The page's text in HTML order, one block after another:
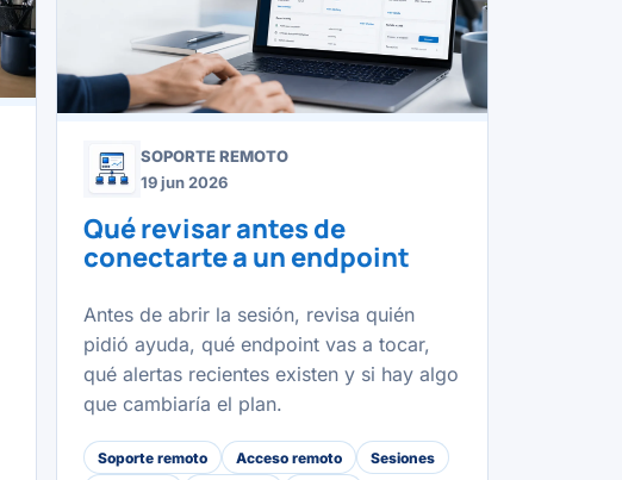
SOPORTE REMOTO
19 jun 2026
Qué revisar antes de
conectarte a un endpoint
Antes de abrir la sesión, revisa quién
pidió ayuda, qué endpoint vas a tocar,
qué alertas recientes existen y si hay algo
que cambiaría el plan.
Soporte remoto Acceso remoto
Sesiones